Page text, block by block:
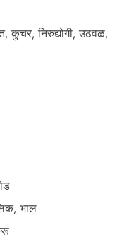
कुचर, निरुद्योगी, उठवळ,
भाल